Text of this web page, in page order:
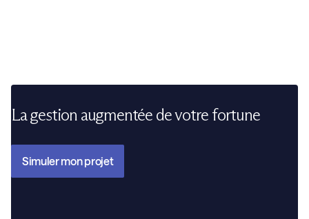
La gestion augmentée de votre fortune
Simuler mon projet